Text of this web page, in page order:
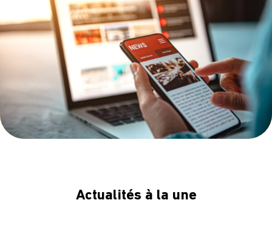
Actualités à la une